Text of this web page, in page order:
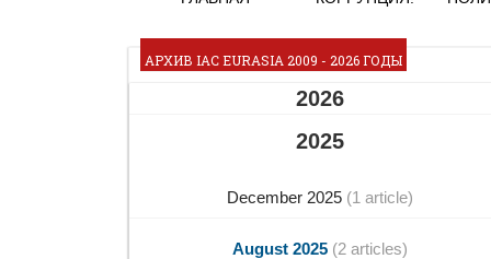
АРХИВ IAC EURASIA 2009 - 2026 ГОДЫ
2026
2025
December 2025 (1 article)
August 2025 (2 articles)